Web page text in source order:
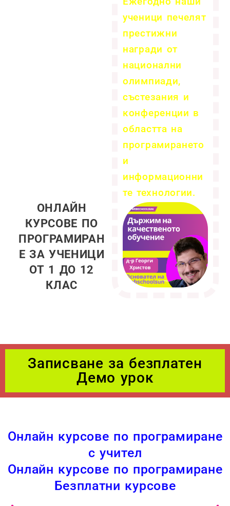
ОНЛАЙН
КУРСОВЕ ПО
ПРОГРАМИРАН
Е ЗА УЧЕНИЦИ
ОТ 1 ДО 12
КЛАС
ученици печелят
престижни
награди от
национални
олимпиади,
състезания и
конференции в
областта на
програмирането
и
информационни
те технологии.
Записване за безплатен
Демо урок
Онлайн курсове по програмиране
с учител
Онлайн курсове по програмиране
Безплатни курсове